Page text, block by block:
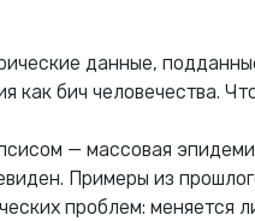
данные,
как бич человечества.
— массовая
Примеры из
проблем: меняется